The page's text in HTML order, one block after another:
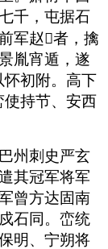
千，屯据石
军赵者，擒
胤宵遁，遂
怀初附。高下
使持节、安西
州刺史严玄
其冠军将军
曾方达固南
石同。峦统
明、宁朔将